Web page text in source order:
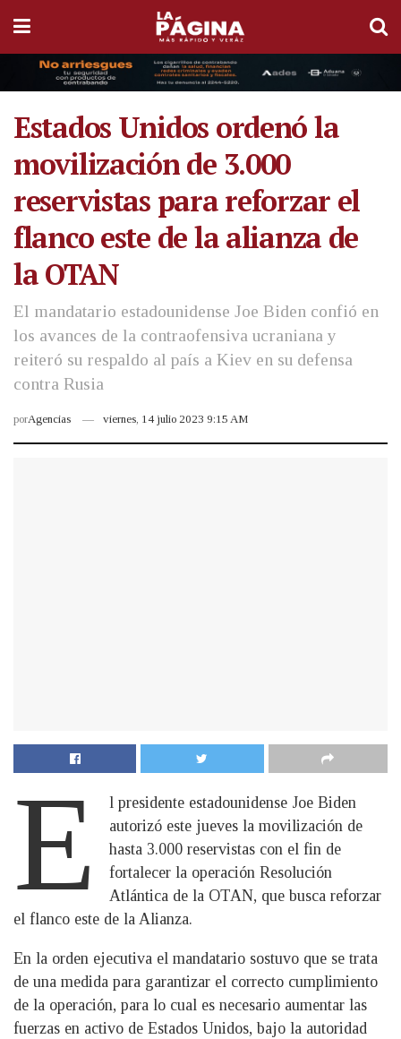
Estados Unidos ordenó la
movilización de 3.000
reservistas para reforzar el
flanco este de la alianza de
la OTAN
El mandatario estadounidense Joe Biden confió en
los avances de la contraofensiva ucraniana y
reiteró su respaldo al país a Kiev en su defensa
contra Rusia
porAgencias viernes, 14 julio 2023 9:15 AM
E
l presidente estadounidense Joe Biden
autorizó este jueves la movilización de
hasta 3.000 reservistas con el fin de
fortalecer la operación Resolución
Atlántica de la OTAN, que busca reforzar
el flanco este de la Alianza.
En la orden ejecutiva el mandatario sostuvo que se trata
de una medida para garantizar el correcto cumplimiento
de la operación, para lo cual es necesario aumentar las
fuerzas en activo de Estados Unidos, bajo la autoridad